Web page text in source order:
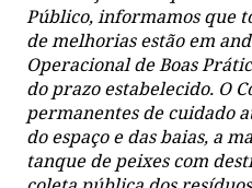
Público, informamos que
de melhorias estão em
Operacional de Boas
do prazo estabelecido. O
permanentes de cuidado
do espaço e das baias, a
tanque de peixes com